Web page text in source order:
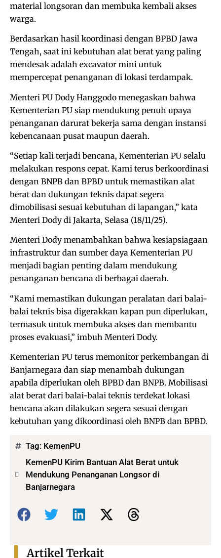
material longsoran dan membuka kembali akses
warga.
Berdasarkan hasil koordinasi dengan BPBD Jawa
Tengah, saat ini kebutuhan alat berat yang paling
mendesak adalah excavator mini untuk
mempercepat penanganan di lokasi terdampak.
Menteri PU Dody Hanggodo menegaskan bahwa
Kementerian PU siap mendukung penuh upaya
penanganan darurat bekerja sama dengan instansi
kebencanaan pusat maupun daerah.
“Setiap kali terjadi bencana, Kementerian PU selalu
melakukan respons cepat. Kami terus berkoordinasi
dengan BNPB dan BPBD untuk memastikan alat
berat dan dukungan teknis dapat segera
dimobilisasi sesuai kebutuhan di lapangan,” kata
Menteri Dody di Jakarta, Selasa (18/11/25).
Menteri Dody menambahkan bahwa kesiapsiagaan
infrastruktur dan sumber daya Kementerian PU
menjadi bagian penting dalam mendukung
penanganan bencana di berbagai daerah.
“Kami memastikan dukungan peralatan dari balai-
balai teknis bisa digerakkan kapan pun diperlukan,
termasuk untuk membuka akses dan membantu
proses evakuasi,” imbuh Menteri Dody.
Kementerian PU terus memonitor perkembangan di
Banjarnegara dan siap menambah dukungan
apabila diperlukan oleh BPBD dan BNPB. Mobilisasi
alat berat dari balai-balai teknis terdekat lokasi
bencana akan dilakukan segera sesuai dengan
kebutuhan yang dikoordinasi oleh BNPB dan BPBD.
Tag: KemenPU
KemenPU Kirim Bantuan Alat Berat untuk
Mendukung Penanganan Longsor di
Banjarnegara
Bagikan:
Artikel Terkait